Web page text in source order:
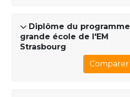
Diplôme du programme
grande école de l'EM
Strasbourg
Comparer